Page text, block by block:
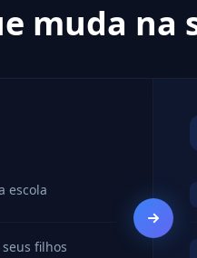
muda na
escola
filhos